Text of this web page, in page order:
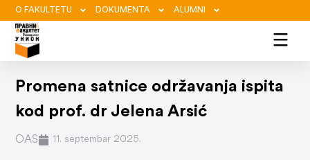
O FAKULTETU DOKUMENTA ALUMNI
Promena satnice održavanja ispita
kod prof. dr Jelena Arsić
OAS 11. septembar 2025.